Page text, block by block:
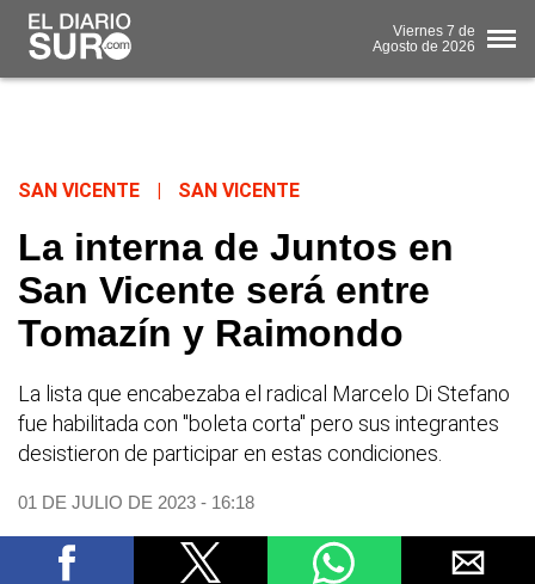
Viernes 7 de
Agosto de 2026
SAN VICENTE SAN VICENTE
La interna de Juntos en
San Vicente será entre
Tomazín y Raimondo
La lista que encabezaba el radical Marcelo Di Stefano
fue habilitada con "boleta corta" pero sus integrantes
desistieron de participar en estas condiciones.
01 DE JULIO DE 2023 - 16:18